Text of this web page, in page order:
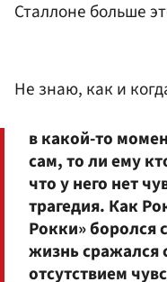
Сталлоне больше
Не знаю, как и
в какой-то
сам, то ли ему
что у него нет
трагедия. Как
Рокки» боролся
жизнь сражался
отсутствием